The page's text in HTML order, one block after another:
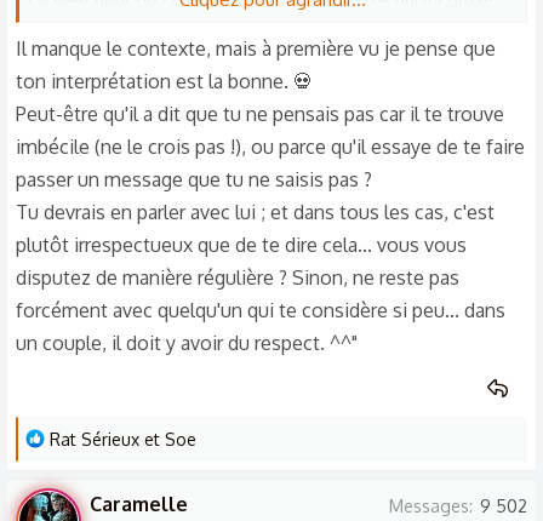
merci
Il manque le contexte, mais à première vu je pense que
ton interprétation est la bonne. 💀
Peut-être qu'il a dit que tu ne pensais pas car il te trouve
imbécile (ne le crois pas !), ou parce qu'il essaye de te faire
passer un message que tu ne saisis pas ?
Tu devrais en parler avec lui ; et dans tous les cas, c'est
plutôt irrespectueux que de te dire cela... vous vous
disputez de manière régulière ? Sinon, ne reste pas
forcément avec quelqu'un qui te considère si peu... dans
un couple, il doit y avoir du respect. ^^"
L
s
Rat Sérieux et Soe
Caramelle Messages 9 502